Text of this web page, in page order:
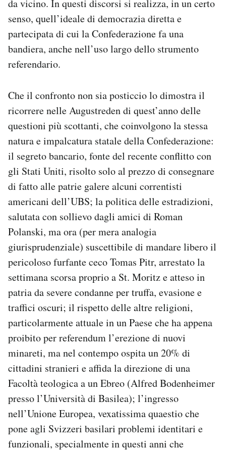
da vicino. In questi discorsi si realizza, in un certo
senso, quell’ideale di democrazia diretta e
partecipata di cui la Confederazione fa una
bandiera, anche nell’uso largo dello strumento
referendario.
Che il confronto non sia posticcio lo dimostra il
ricorrere nelle Augustreden di quest’anno delle
questioni più scottanti, che coinvolgono la stessa
natura e impalcatura statale della Confederazione:
il segreto bancario, fonte del recente conflitto con
gli Stati Uniti, risolto solo al prezzo di consegnare
di fatto alle patrie galere alcuni correntisti
americani dell’UBS; la politica delle estradizioni,
salutata con sollievo dagli amici di Roman
Polanski, ma ora (per mera analogia
giurisprudenziale) suscettibile di mandare libero il
pericoloso furfante ceco Tomas Pitr, arrestato la
settimana scorsa proprio a St. Moritz e atteso in
patria da severe condanne per truffa, evasione e
traffici oscuri; il rispetto delle altre religioni,
particolarmente attuale in un Paese che ha appena
proibito per referendum l’erezione di nuovi
minareti, ma nel contempo ospita un 20% di
cittadini stranieri e affida la direzione di una
Facoltà teologica a un Ebreo (Alfred Bodenheimer
presso l’Università di Basilea); l’ingresso
nell’Unione Europea, vexatissima quaestio che
pone agli Svizzeri basilari problemi identitari e
funzionali, specialmente in questi anni che